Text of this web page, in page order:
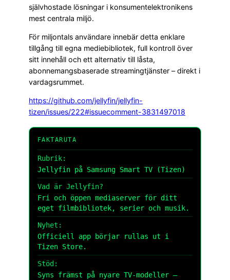
självhostade lösningar i konsumentelektronikens
mest centrala miljö.
För miljontals användare innebär detta enklare
tillgång till egna mediebibliotek, full kontroll över
sitt innehåll och ett alternativ till låsta,
abonnemangsbaserade streamingtjänster – direkt i
vardagsrummet.
https://github.com/jellyfin/jellyfin-
tizen/issues/222#issuecomment-3831497018
FAKTARUTA
Rubrik:
Jellyfin på Samsung Smart TV (Tizen)
Vad är Jellyfin?
Fri och öppen mediaserver för ditt
eget filmbibliotek, serier och musik.
Nyhet:
Officiell app börjar rullas ut i
Tizen Store.
Stöd:
Syns främst på nyare TV-modeller –